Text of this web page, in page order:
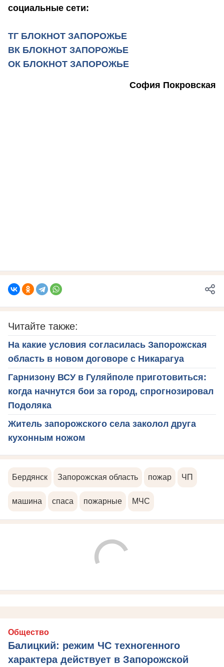
социальные сети:
ТГ БЛОКНОТ ЗАПОРОЖЬЕ
ВК БЛОКНОТ ЗАПОРОЖЬЕ
ОК БЛОКНОТ ЗАПОРОЖЬЕ
София Покровская
Читайте также:
На какие условия согласилась Запорожская
область в новом договоре с Никарагуа
Гарнизону ВСУ в Гуляйполе приготовиться:
когда начнутся бои за город, спрогнозировал
Подоляка
Житель запорожского села заколол друга
кухонным ножом
Бердянск Запорожская область пожар ЧП
машина спаса пожарные МЧС
Общество
Балицкий: режим ЧС техногенного
характера действует в Запорожской